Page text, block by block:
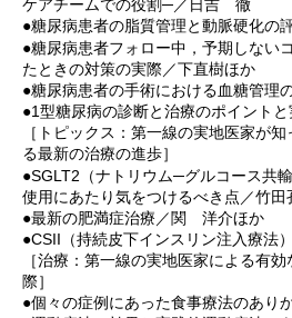
ケアチームでの役割─／日吉 徹
●糖尿病患者の脂質管理と動脈硬化
●糖尿病患者フォロー中，予期しない
たときの対策の実際／下直樹ほか
●糖尿病患者の手術における血糖管理
●1型糖尿病の診断と治療のポイント
［トピックス：第一線の実地医家が
る最新の治療の進歩］
●SGLT2（ナトリウム─グルコース共
使用にあたり気をつけるべき点／竹田
●最新の肥満症治療／関 洋介ほか
●CSII（持続皮下インスリン注入療法
［治療：第一線の実地医家による有
際］
●個々の症例にあった食事療法のあ